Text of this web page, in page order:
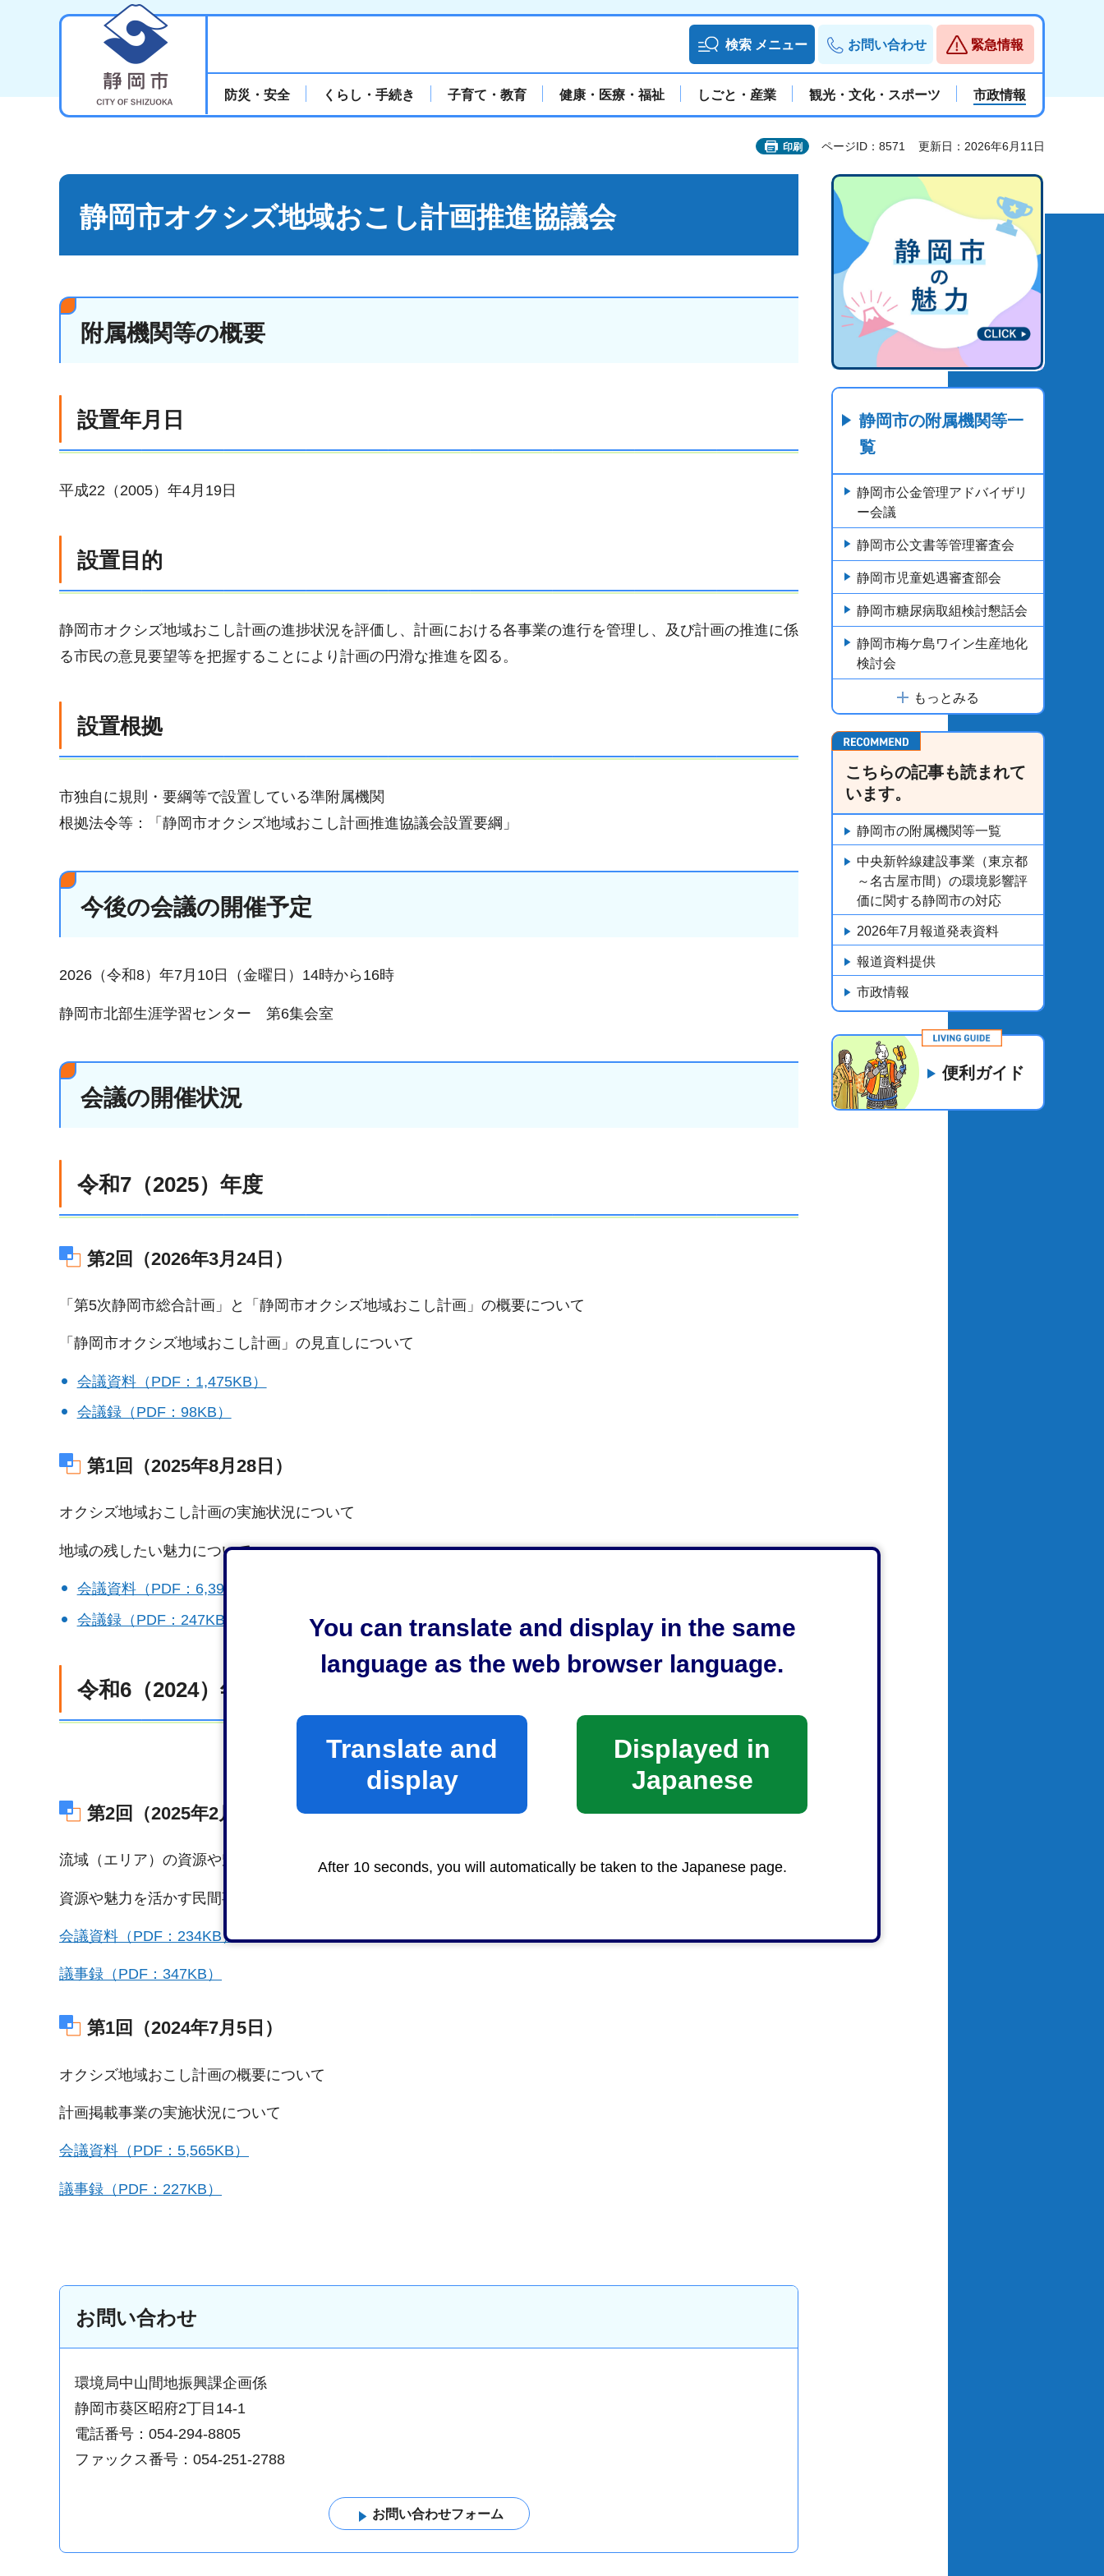
You can translate and display in the same
language as the web browser language.
Translate and
display
Displayed in
Japanese
After 10 seconds, you will automatically be taken to the Japanese page.
検索 メニュー お問い合わせ 緊急情報
防災・安全 くらし・手続き 子育て・教育 健康・医療・福祉 しごと・産業 観光・文化・スポーツ 市政情報
印刷 ページID：8571 更新日：2026年6月11日
静岡市オクシズ地域おこし計画推進協議会
附属機関等の概要
設置年月日
平成22（2005）年4月19日
設置目的
静岡市オクシズ地域おこし計画の進捗状況を評価し、計画における各事業の進行を管理し、及び計画の推進に係
る市民の意見要望等を把握することにより計画の円滑な推進を図る。
設置根拠
市独自に規則・要綱等で設置している準附属機関
根拠法令等：「静岡市オクシズ地域おこし計画推進協議会設置要綱」
今後の会議の開催予定
2026（令和8）年7月10日（金曜日）14時から16時
静岡市北部生涯学習センター 第6集会室
会議の開催状況
令和7（2025）年度
第2回（2026年3月24日）
「第5次静岡市総合計画」と「静岡市オクシズ地域おこし計画」の概要について
「静岡市オクシズ地域おこし計画」の見直しについて
会議資料（PDF：1,475KB）
会議録（PDF：98KB）
第1回（2025年8月28日）
オクシズ地域おこし計画の実施状況について
地域の残したい魅力について
会議資料（PDF：6,394KB）
会議録（PDF：247KB）
令和6（2024）年度
第2回（2025年2月26日）
流域（エリア）の資源や魅力について
資源や魅力を活かす民間事業者等との連携について
会議資料（PDF：234KB）
議事録（PDF：347KB）
第1回（2024年7月5日）
オクシズ地域おこし計画の概要について
計画掲載事業の実施状況について
会議資料（PDF：5,565KB）
議事録（PDF：227KB）
お問い合わせ
環境局中山間地振興課企画係
静岡市葵区昭府2丁目14-1
電話番号：054-294-8805
ファックス番号：054-251-2788
静岡市の附属機関等一
覧
静岡市公金管理アドバイザリ
ー会議
静岡市公文書等管理審査会
静岡市児童処遇審査部会
静岡市糖尿病取組検討懇話会
静岡市梅ケ島ワイン生産地化
検討会
もっとみる
こちらの記事も読まれて
います。
静岡市の附属機関等一覧
中央新幹線建設事業（東京都
～名古屋市間）の環境影響評
価に関する静岡市の対応
2026年7月報道発表資料
報道資料提供
市政情報
便利ガイド